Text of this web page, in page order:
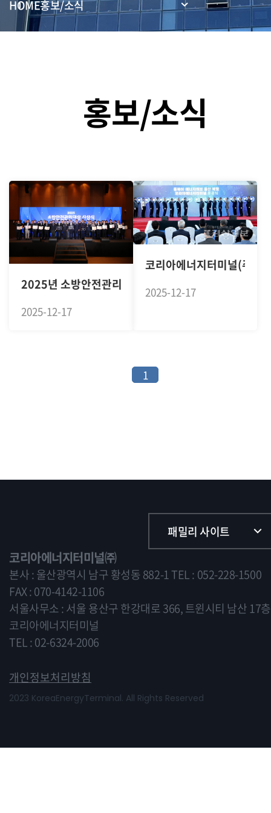
HOME홍보/소식
홍보/소식
2025년 소방안전관리대상 - 대상 수상
2025-12-17
코리아에너지터미널(주)
2025-12-17
1
코리아에너지터미널㈜
본사 : 울산광역시 남구 황성동 882-1TEL : 052-228-1500
FAX : 070-4142-1106
서울사무소 : 서울 용산구 한강대로 366, 트윈시티 남산 17층
코리아에너지터미널
TEL : 02-6324-2006
개인정보처리방침
2023 KoreaEnergyTerminal. All Rights Reserved
패밀리 사이트